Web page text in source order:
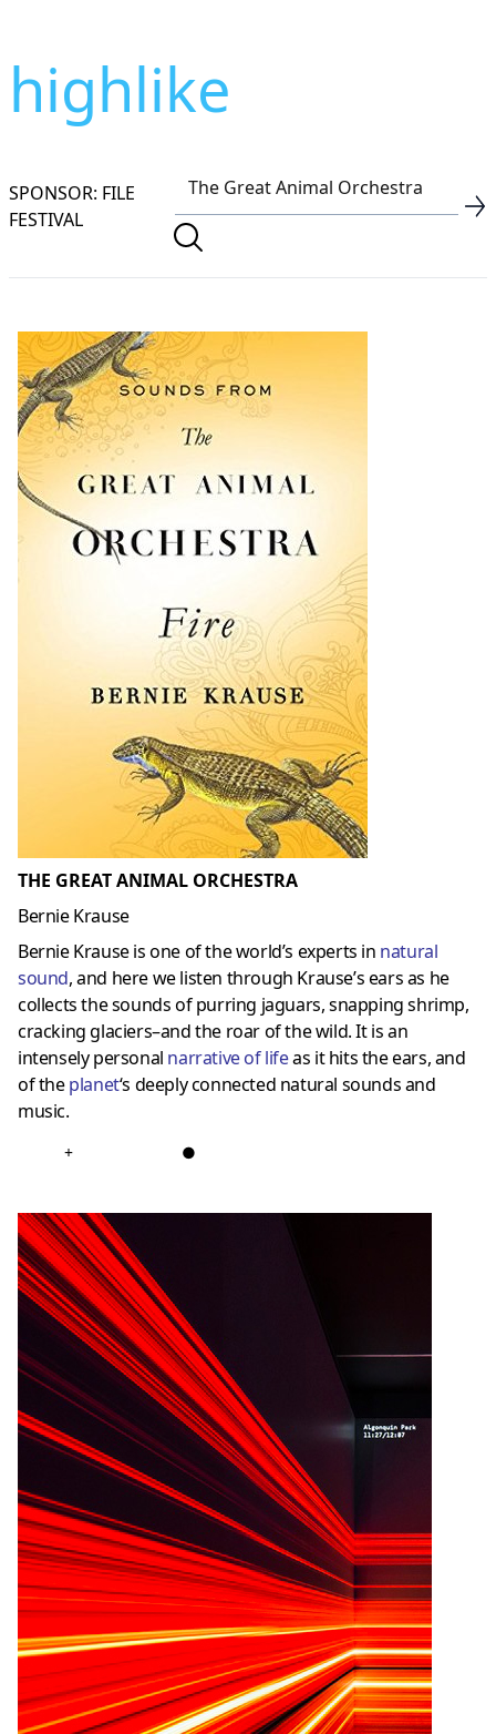
highlike
SPONSOR: FILE
FESTIVAL
THE GREAT ANIMAL ORCHESTRA
Bernie Krause
Bernie Krause is one of the world’s experts in natural
sound, and here we listen through Krause’s ears as he
collects the sounds of purring jaguars, snapping shrimp,
cracking glaciers–and the roar of the wild. It is an
intensely personal narrative of lifeas it hits the ears, and
of theplanet‘s deeply connected natural sounds and
music.
+ ●